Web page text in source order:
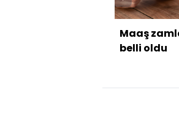
Maaş
belli oldu